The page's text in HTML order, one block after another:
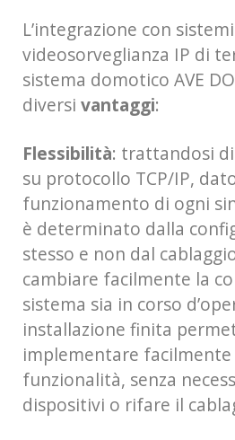
L’integrazione con
videosorveglianza IP di
sistema domotico AVE
diversi vantaggi:
Flessibilità: trattandosi
su protocollo TCP/IP,
funzionamento di ogni
è determinato dalla
stesso e non dal
cambiare facilmente la
sistema sia in corso
installazione finita
implementare facilmente
funzionalità, senza
dispositivi o rifare il